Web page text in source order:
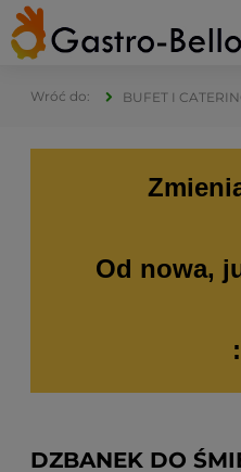
BUFET I
Od nowa,
DZBANEK DO